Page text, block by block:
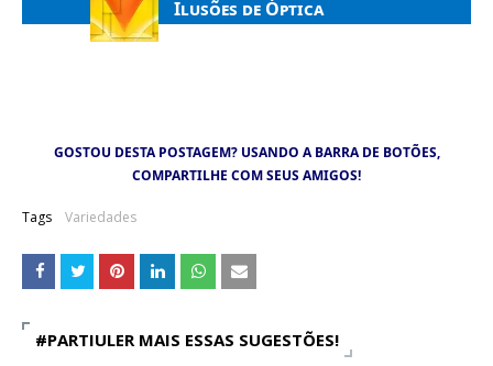
Ilusões de Óptica
GOSTOU DESTA POSTAGEM? USANDO A BARRA DE BOTÕES,
COMPARTILHE COM SEUS AMIGOS!
Tags Variedades
#PARTIULER MAIS ESSAS SUGESTÕES!